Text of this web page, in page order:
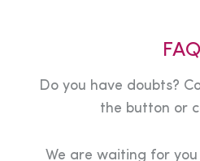
FAQ
Do you have doubts?
the button or
We are waiting for